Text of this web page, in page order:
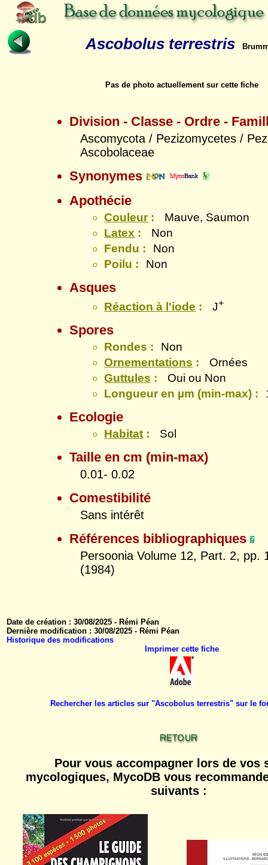
Ascobolus terrestris
Pas de photo actuellement sur cette fiche
Division - Classe - Ordre -
Ascomycota / Pezizomycetes /
Ascobolaceae
Synonymes
Apothécie
Couleur:
Mauve, Saumon
Latex :
Non
Fendu :
Non
Poilu :
Non
Asques
Réaction à l'iode : J+
Spores
Rondes :
Non
Ornementations :
Ornées
Guttules :
Oui ou Non
Longueur en µm (min-max) :
Ecologie
Habitat : Sol
Taille en cm (min-max)
0.01- 0.02
Comestibilité
Sans intérêt
Références bibliographiques
Persoonia Volume 12, Part. 2, pp.
(1984)
Date de création : 30/08/2025 - Rémi Péan
Dernière modification : 30/08/2025 - Rémi Péan
Historique des modifications
Imprimer cette fiche
Rechercher les articles sur "Ascobolus terrestris" sur le
Pour vous accompagner lors de vos
mycologiques, MycoDB vous
suivants :